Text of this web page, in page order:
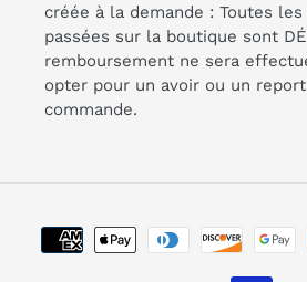
créée à la demande : Toutes
passées sur la boutique sont
remboursement ne sera
opter pour un avoir ou un
commande.
de